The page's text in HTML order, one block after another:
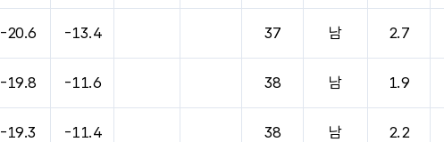
-20.6 -13.4 37 남 2.7
-19.8 -11.6 38 남 1.9
-19.3 -11.4 38 남 2.2